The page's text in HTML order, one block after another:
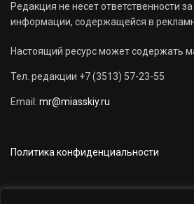
Редакция не несет ответственности
информации, содержащейся в
Настоящий ресурс может содержать
Тел. редакции +7 (3513) 57-23-55
Email: mr@miasskiy.ru
Политика конфиденциальности